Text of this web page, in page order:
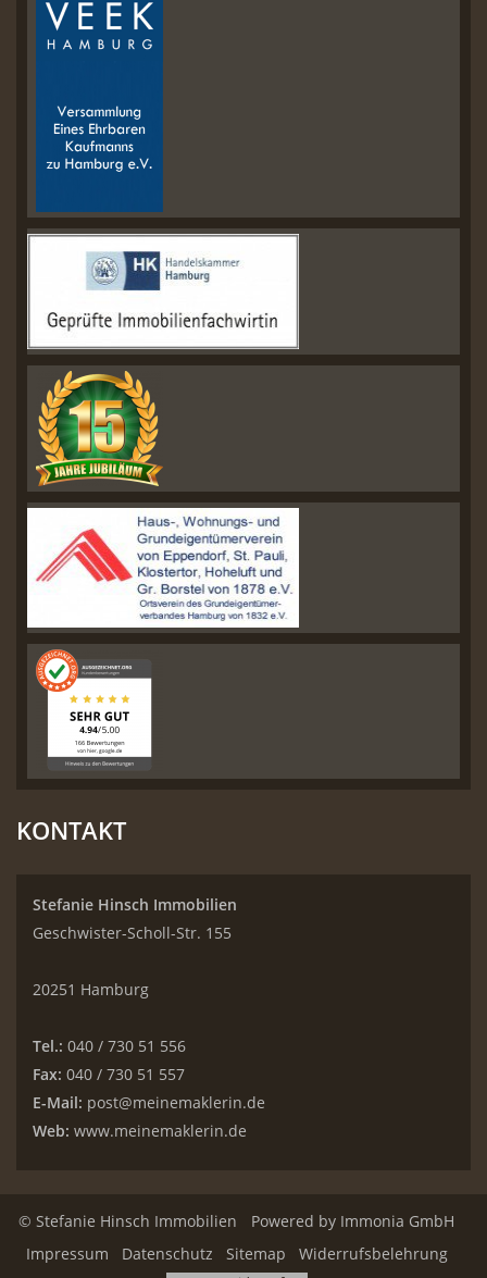
KONTAKT
Stefanie Hinsch Immobilien
Geschwister-Scholl-Str. 155
20251 Hamburg
Tel.: 040 / 730 51 556
Fax: 040 / 730 51 557
E-Mail: post@meinemaklerin.de
Web: www.meinemaklerin.de
© Stefanie Hinsch Immobilien Powered by Immonia GmbH
Impressum
Datenschutz Sitemap Widerrufsbelehrung